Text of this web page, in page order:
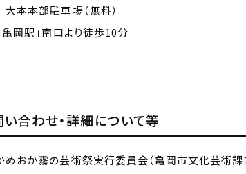
大本本部駐車場（無料）
岡駅」南口より徒歩10分
い合わせ・詳細について等
おか霧の芸術祭実行委員会（亀岡市文化芸術課